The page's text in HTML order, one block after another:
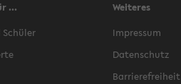
...
Weiteres
Impressum
Datenschutz
Barrierefreiheit